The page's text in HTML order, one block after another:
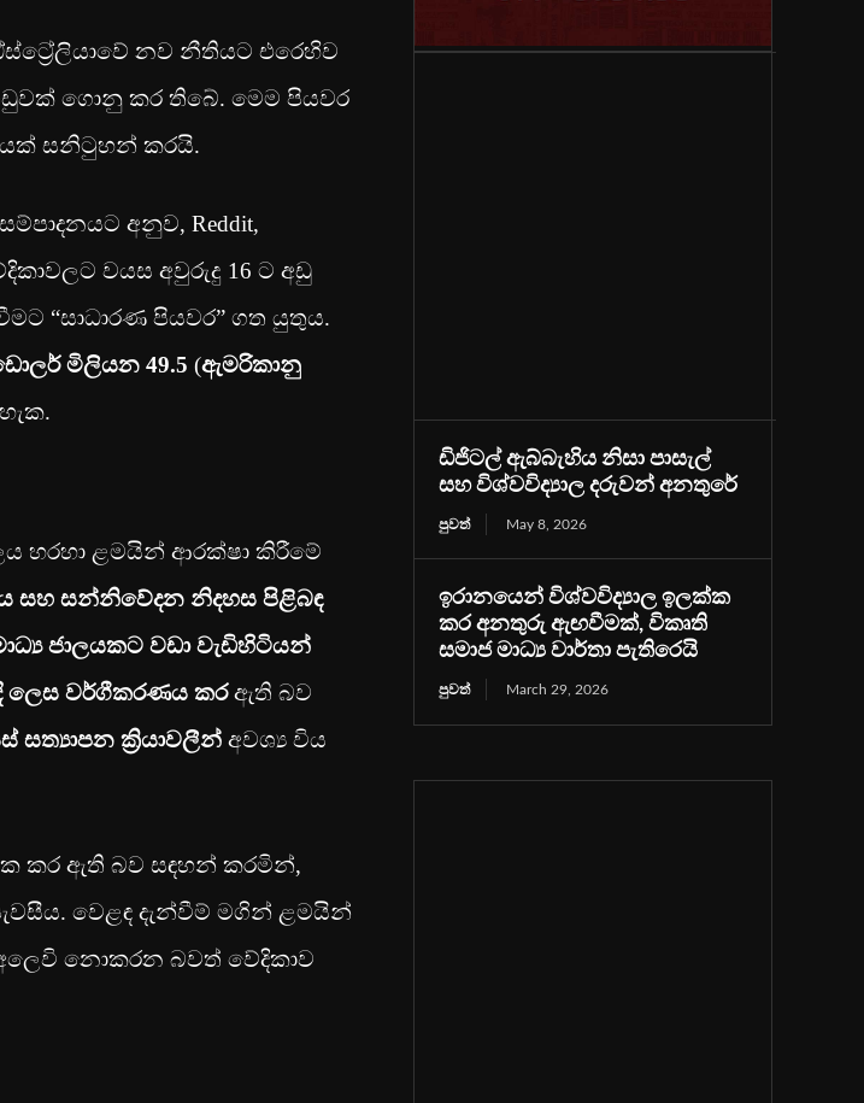
නව නීතියට එරෙහිව
ගොනු කර තිබේ. මෙම පියවර
සනිටුහන් කරයි.
අනුව, Reddit,
වේදිකාවලට වයස අවුරුදු 16 ට අඩු
“සාධාරණ පියවර” ගත යුතුය.
මිලියන 49.5 (ඇමරිකානු
හරහා ළමයින් ආරක්ෂා කිරීමේ
සහ සන්නිවේදන නිදහස පිළිබඳ
ජාලයකට වඩා වැඩිහිටියන්
ලෙස වර්ගීකරණය කරඇති බව
සත්‍යාපන ක්‍රියාවලීන් අවශ්‍ය විය
කර ඇති බව සඳහන් කරමින්,
වෙළඳ දැන්වීම් මගින් ළමයින්
නොකරන බවත් වේදිකාව
ඩිජිටල් ඇබ්බැහිය නිසා පාසැල්
සහ විශ්වවිද්‍යාල දරුවන් අනතුරේ
පුවත් May 8, 2026
ඉරානයෙන් විශ්වවිද්‍යාල ඉලක්ක
කර අනතුරු ඇඟවීමක්, විකෘති
සමාජ මාධ්‍ය වාර්තා පැතිරෙයි
පුවත් March 29, 2026